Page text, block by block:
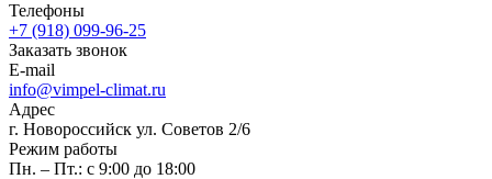
Телефоны
+7 (918) 099-96-25
Заказать звонок
E-mail
info@vimpel-climat.ru
Адрес
г. Новороссийск ул. Советов 2/6
Режим работы
Пн. – Пт.: с 9:00 до 18:00